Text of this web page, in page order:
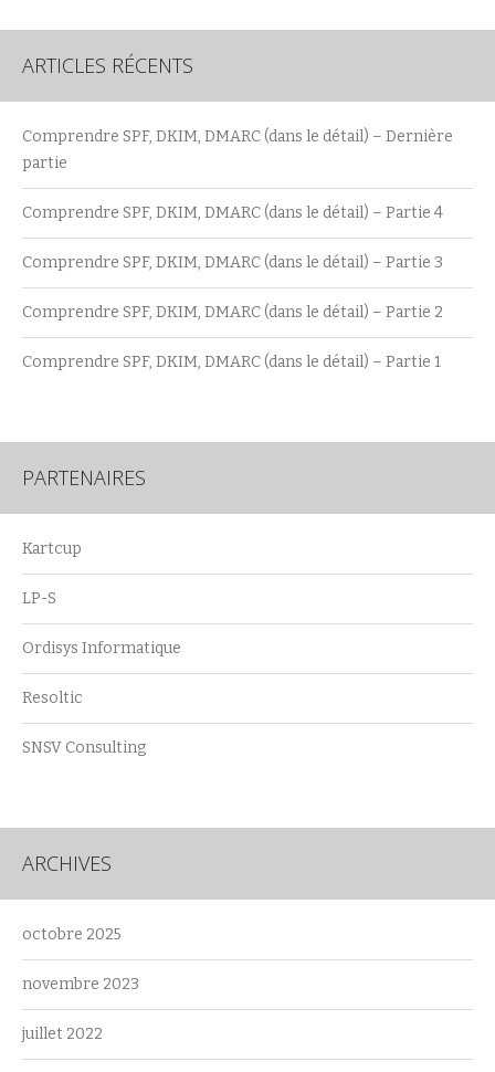
ARTICLES RÉCENTS
Comprendre SPF, DKIM, DMARC (dans le détail) – Dernière
partie
Comprendre SPF, DKIM, DMARC (dans le détail) – Partie 4
Comprendre SPF, DKIM, DMARC (dans le détail) – Partie 3
Comprendre SPF, DKIM, DMARC (dans le détail) – Partie 2
Comprendre SPF, DKIM, DMARC (dans le détail) – Partie 1
PARTENAIRES
Kartcup
LP-S
Ordisys Informatique
Resoltic
SNSV Consulting
ARCHIVES
octobre 2025
novembre 2023
juillet 2022